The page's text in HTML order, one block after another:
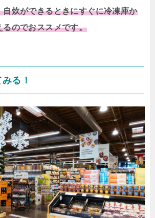
自炊ができるときにすぐに冷凍庫か
るのでおススメです。
る！